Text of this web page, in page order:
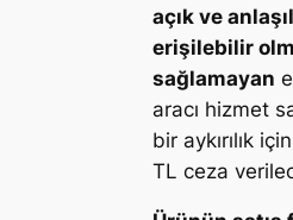
açık ve
erişilebilir
sağlamayan
aracı hizmet
bir aykırılık
TL ceza